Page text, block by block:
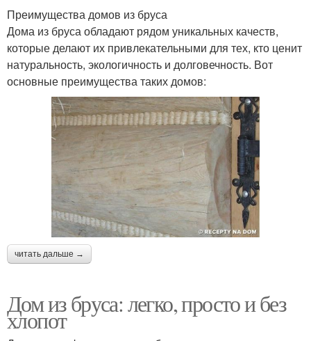
Преимущества домов из бруса
Дома из бруса обладают рядом уникальных качеств,
которые делают их привлекательными для тех, кто ценит
натуральность, экологичность и долговечность. Вот
основные преимущества таких домов:
читать дальше →
Дом из бруса: легко, просто и без
хлопот